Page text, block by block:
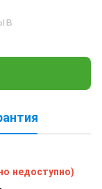
недоступно)